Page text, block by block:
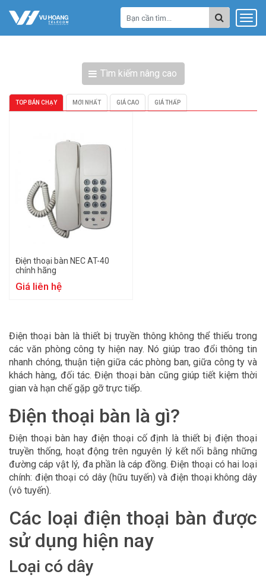
Tìm kiếm nâng cao
TOP BÁN CHẠY MỚI NHẤT GIÁ CAO GIÁ THẤP
Điện thoại bàn NEC AT-40
chính hãng
Giá liên hệ
Điện thoại bàn là thiết bị truyền thông không thể thiếu trong
các văn phòng công ty hiện nay. Nó giúp trao đổi thông tin
nhanh chóng, thuận tiện giữa các phòng ban, giữa công ty và
khách hàng, đối tác. Điện thoại bàn cũng giúp tiết kiệm thời
gian và hạn chế gặp gỡ trực tiếp.
Điện thoại bàn là gì?
Điện thoại bàn hay điện thoại cố định là thiết bị điện thoại
truyền thống, hoạt động trên nguyên lý kết nối bằng những
đường cáp vật lý, đa phần là cáp đồng. Điện thoại có hai loại
chính: điện thoại có dây (hữu tuyến) và điện thoại không dây
(vô tuyến).
Các loại điện thoại bàn được
sử dụng hiện nay
Loại có dây